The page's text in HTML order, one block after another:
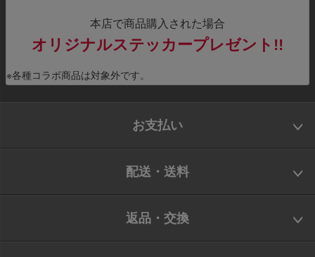
本店で商品購入された場合
オリジナルステッカープレゼント!!
※各種コラボ商品は対象外です。
お支払い
配送・送料
返品・交換